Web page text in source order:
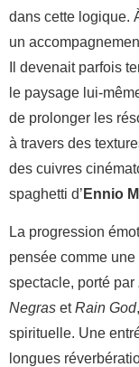
dans cette logique.
un
Il devenait parfois
le paysage lui-
de prolonger les
à travers des
des cuivres
spaghetti d’ Ennio
La progression
pensée comme
spectacle, porté par
Negras etRain God
spirituelle. Une
longues